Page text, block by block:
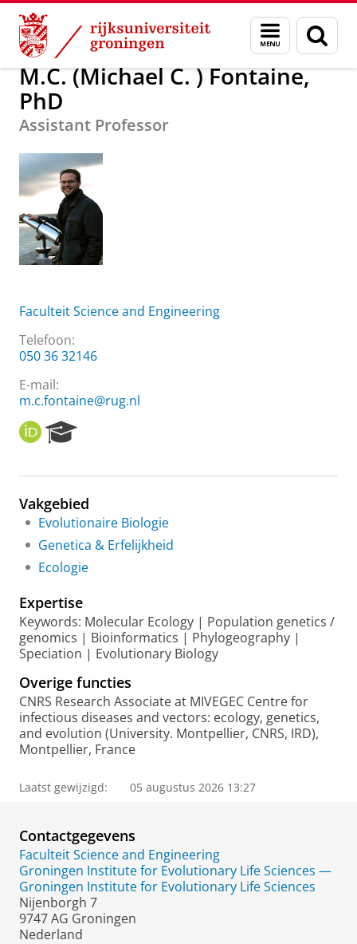
Skip
Content
Skip
Navigation
Menu
en
zoeken
Over ons M.C. (Michael C. ) Fontaine, PhD
M.C. (Michael C. ) Fontaine,
PhD
Assistant Professor
Faculteit Science and Engineering
Telefoon:
050 36 32146
E-mail:
m.c.fontaine@rug.nl
O
R
I
e
r
c
h
o
t
a
Vakgebied
Evolutionaire Biologie
Genetica & Erfelijkheid
Ecologie
Expertise
Keywords: Molecular Ecology | Population genetics /
genomics | Bioinformatics | Phylogeography |
Speciation | Evolutionary Biology
Overige functies
CNRS Research Associate at MIVEGEC Centre for
infectious diseases and vectors: ecology, genetics,
and evolution (University. Montpellier, CNRS, IRD),
Montpellier, France
Laatst gewijzigd: 05 augustus 2026 13:27
Contactgegevens
Faculteit Science and Engineering
Groningen Institute for Evolutionary Life Sciences —
Groningen Institute for Evolutionary Life Sciences
Nijenborgh 7
9747 AG Groningen
Nederland